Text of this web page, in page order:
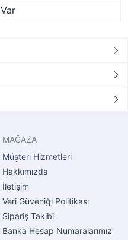
Var
MAĞAZA
Müşteri Hizmetleri
Hakkımızda
İletişim
Veri Güveniği Politikası
Sipariş Takibi
Banka Hesap Numaralarımız